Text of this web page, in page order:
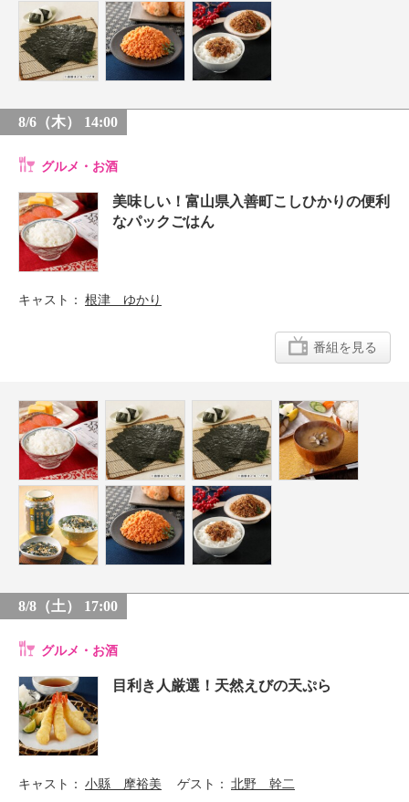
8/6（木） 14:00
グルメ・お酒
美味しい！富山県入善町こしひかりの便利
なパックごはん
キャスト 根津 ゆかり
番組を見る
8/8（土） 17:00
グルメ・お酒
目利き人厳選！天然えびの天ぷら
キャスト 小縣 摩裕美 ゲスト 北野 幹二